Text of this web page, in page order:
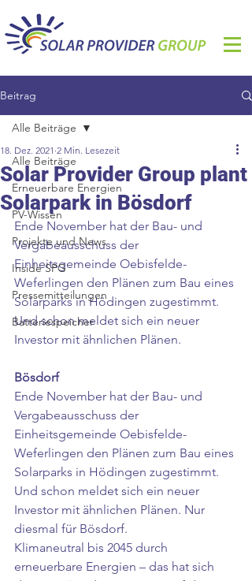
Beitrag
Alle Beiträge
Erneuerbare Energien
PV-Wissen
Projekte und News
Inside SPG
Pressemitteilungen
Batteriespeicher
Alle Beiträge
Solar Provider Group plant
Solarpark in Bösdorf
18. Dez. 2021 2 Min. Lesezeit
Ende November hat der Bau- und
Vergabeausschuss der
Einheitsgemeinde Oebisfelde-
Weferlingen den Plänen zum Bau eines
Solarparks in Hödingen zugestimmt.
Und schon meldet sich ein neuer
Investor mit ähnlichen Plänen.
Bösdorf
Ende November hat der Bau- und
Vergabeausschuss der
Einheitsgemeinde Oebisfelde-
Weferlingen den Plänen zum Bau eines
Solarparks in Hödingen zugestimmt.
Und schon meldet sich ein neuer
Investor mit ähnlichen Plänen. Nur
diesmal für Bösdorf.
Klimaneutral bis 2045 durch
erneuerbare Energien – das hat sich